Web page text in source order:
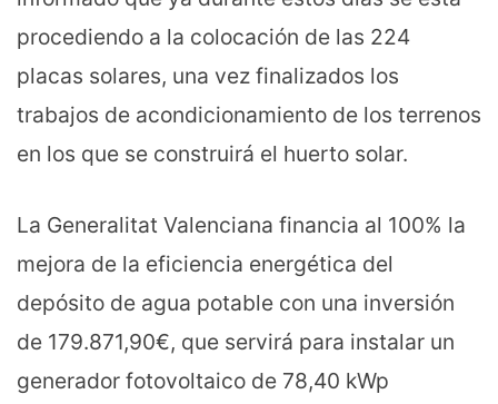
procediendo a la colocación de las 224
placas solares, una vez finalizados los
trabajos de acondicionamiento de los terrenos
en los que se construirá el huerto solar.
La Generalitat Valenciana financia al 100% la
mejora de la eficiencia energética del
depósito de agua potable con una inversión
de 179.871,90€, que servirá para instalar un
generador fotovoltaico de 78,40 kWp